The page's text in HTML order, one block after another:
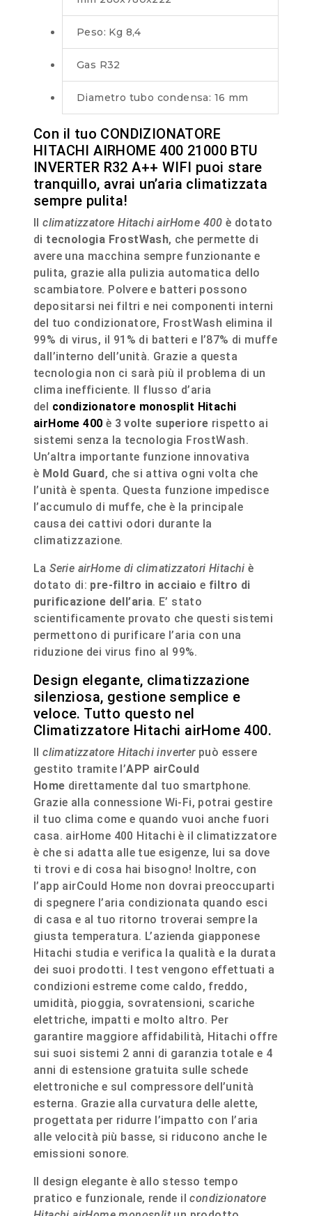
Peso: Kg 8,4
Gas R32
Diametro tubo condensa: 16 mm
Con il tuo CONDIZIONATORE
HITACHI AIRHOME 400 21000 BTU
INVERTER R32 A++ WIFI puoi stare
tranquillo, avrai un’aria climatizzata
sempre pulita!
Ilclimatizzatore Hitachi airHome 400 è dotato
di tecnologia FrostWash, che permette di
avere una macchina sempre funzionante e
pulita, grazie alla pulizia automatica dello
scambiatore. Polvere e batteri possono
depositarsi nei filtri e nei componenti interni
del tuo condizionatore, FrostWash elimina il
99% di virus, il 91% di batteri e l’87% di muffe
dall’interno dell’unità. Grazie a questa
tecnologia non ci sarà più il problema di un
clima inefficiente. Il flusso d’aria
del condizionatore monosplit Hitachi
airHome 400 è 3 volte superiore rispetto ai
sistemi senza la tecnologia FrostWash.
Un’altra importante funzione innovativa
è Mold Guard, che si attiva ogni volta che
l’unità è spenta. Questa funzione impedisce
l’accumulo di muffe, che è la principale
causa dei cattivi odori durante la
climatizzazione.
LaSerie airHome di climatizzatori Hitachi è
dotato di: pre-filtro in acciaio e filtro di
purificazione dell’aria. E’ stato
scientificamente provato che questi sistemi
permettono di purificare l’aria con una
riduzione dei virus fino al 99%.
Design elegante, climatizzazione
silenziosa, gestione semplice e
veloce. Tutto questo nel
Climatizzatore Hitachi airHome 400.
Ilclimatizzatore Hitachi inverterpuò essere
gestito tramite l’APP airCould
Home direttamente dal tuo smartphone.
Grazie alla connessione Wi-Fi, potrai gestire
il tuo clima come e quando vuoi anche fuori
casa. airHome 400 Hitachi è il climatizzatore
è che si adatta alle tue esigenze, lui sa dove
ti trovi e di cosa hai bisogno! Inoltre, con
l’app airCould Home non dovrai preoccuparti
di spegnere l’aria condizionata quando esci
di casa e al tuo ritorno troverai sempre la
giusta temperatura. L’azienda giapponese
Hitachi studia e verifica la qualità e la durata
dei suoi prodotti. I test vengono effettuati a
condizioni estreme come caldo, freddo,
umidità, pioggia, sovratensioni, scariche
elettriche, impatti e molto altro. Per
garantire maggiore affidabilità, Hitachi offre
sui suoi sistemi 2 anni di garanzia totale e 4
anni di estensione gratuita sulle schede
elettroniche e sul compressore dell’unità
esterna. Grazie alla curvatura delle alette,
progettata per ridurre l’impatto con l’aria
alle velocità più basse, si riducono anche le
emissioni sonore.
Il design elegante è allo stesso tempo
pratico e funzionale, rende ilcondizionatore